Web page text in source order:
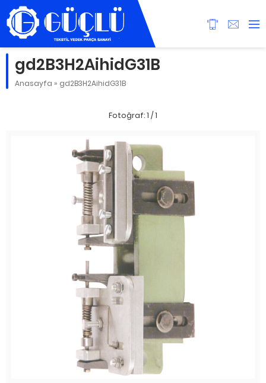
gd2B3H2AihidG31B
Anasayfa » gd2B3H2AihidG31B
Fotoğraf: 1 / 1